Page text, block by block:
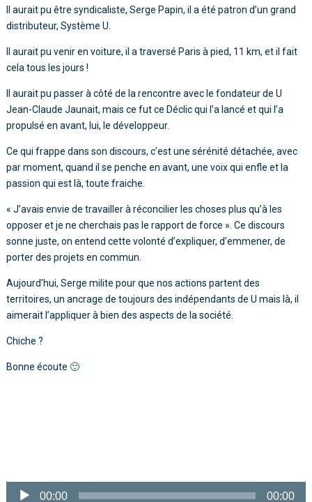
Il aurait pu être syndicaliste, Serge Papin, il a été patron d’un grand
distributeur, Système U.
Il aurait pu venir en voiture, il a traversé Paris à pied, 11 km, et il fait
cela tous les jours !
Il aurait pu passer à côté de la rencontre avec le fondateur de U
Jean-Claude Jaunait, mais ce fut ce Déclic qui l’a lancé et qui l’a
propulsé en avant, lui, le développeur.
Ce qui frappe dans son discours, c’est une sérénité détachée, avec
par moment, quand il se penche en avant, une voix qui enfle et la
passion qui est là, toute fraiche.
« J’avais envie de travailler à réconcilier les choses plus qu’à les
opposer et je ne cherchais pas le rapport de force ». Ce discours
sonne juste, on entend cette volonté d’expliquer, d’emmener, de
porter des projets en commun.
Aujourd’hui, Serge milite pour que nos actions partent des
territoires, un ancrage de toujours des indépendants de U mais là, il
aimerait l’appliquer à bien des aspects de la société.
Chiche ?
Bonne écoute 🙂
00:00 00:00